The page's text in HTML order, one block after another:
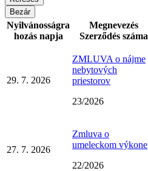
Bezár
Nyilvánosságra
hozás napja
Megnevezés
Szerződés száma
29. 7. 2026
ZMLUVA o nájme
nebytových
priestorov
23/2026
27. 7. 2026
Zmluva o
umeleckom výkone
22/2026